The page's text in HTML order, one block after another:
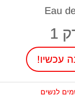
1
עכשיו!
לנשים